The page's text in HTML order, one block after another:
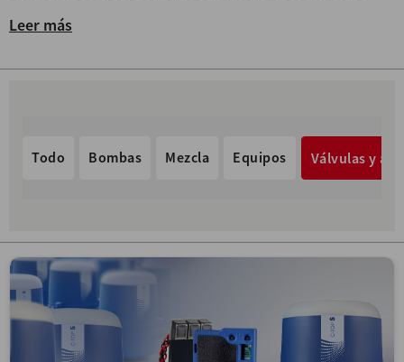
Leer más
Todo Bombas Mezcla Equipos Válvulas y